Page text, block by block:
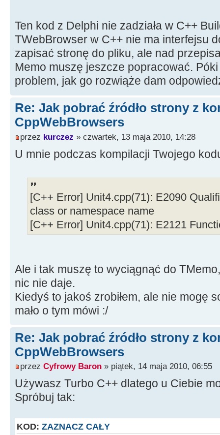
Ten kod z Delphi nie zadziała w C++
TWebBrowser w C++ nie ma interfejsu
zapisać stronę do pliku, ale nad
Memo muszę jeszcze popracować.
problem, jak go rozwiąże dam
Re: Jak pobrać źródło strony z
CppWebBrowsers
przez kurczez » czwartek, 13 maja 2010, 14:28
U mnie podczas kompilacji Twojego
[C++ Error] Unit4.cpp(71): E2090
class or namespace name
[C++ Error] Unit4.cpp(71): E2121
Ale i tak muszę to wyciągnąć do
nic nie daje.
Kiedyś to jakoś zrobiłem, ale nie mogę
mało o tym mówi :/
Re: Jak pobrać źródło strony z
CppWebBrowsers
przez Cyfrowy Baron » piątek, 14 maja 2010, 06:55
Używasz Turbo C++ dlatego u Ciebie
Spróbuj tak:
KOD: ZAZNACZ CAŁY